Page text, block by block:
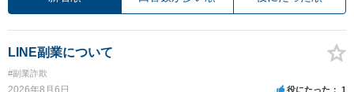
LINE副業について
#副業詐欺
2026年8月6日 役にたった 1